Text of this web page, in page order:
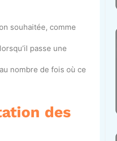
souhaitée, comme
passe une
nombre de fois où ce
des